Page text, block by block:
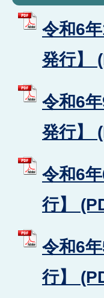
令和6
発行】
令和6
発行】
令和6
行】
令和6
行】